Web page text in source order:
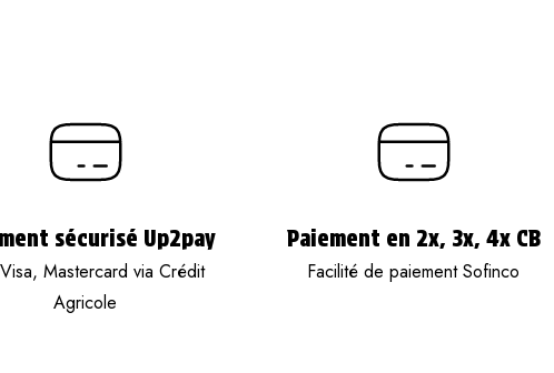
sécurisé Up2pay
Mastercard via Crédit
Agricole
Paiement en 2x, 3x, 4x CB
Facilité de paiement Sofinco